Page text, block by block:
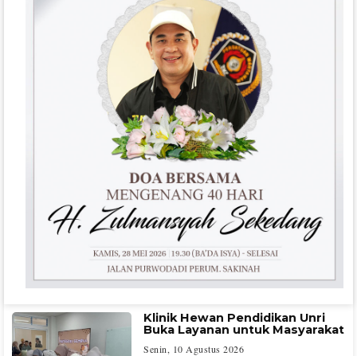
Klinik Hewan Pendidikan Unri
Buka Layanan untuk Masyarakat
Senin, 10 Agustus 2026